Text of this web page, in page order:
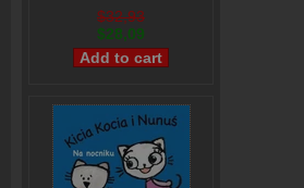
Marta Galewska-Kustra
$32,93
$28,09